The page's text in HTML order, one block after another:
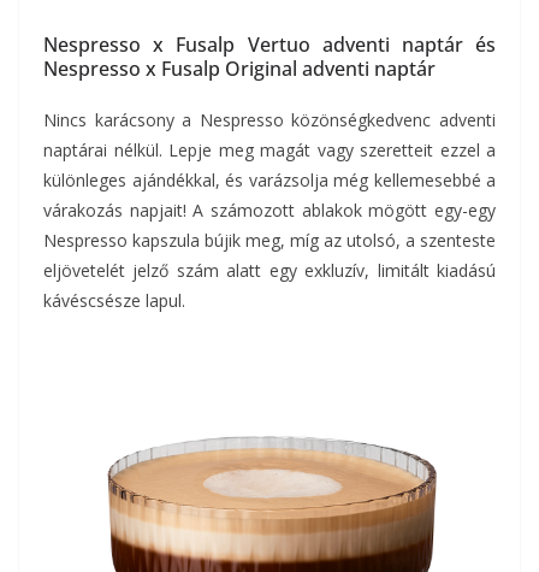
Nespresso x Fusalp Vertuo adventi naptár és
Nespresso x Fusalp Original adventi naptár
Nincs karácsony a Nespresso közönségkedvenc adventi
naptárai nélkül. Lepje meg magát vagy szeretteit ezzel a
különleges ajándékkal, és varázsolja még kellemesebbé a
várakozás napjait! A számozott ablakok mögött egy-egy
Nespresso kapszula bújik meg, míg az utolsó, a szenteste
eljövetelét jelző szám alatt egy exkluzív, limitált kiadású
kávéscsésze lapul.